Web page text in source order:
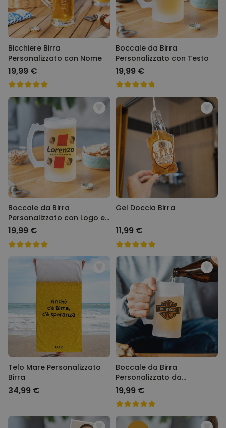
Bicchiere Birra
Personalizzato con Nome
19,99 €
Boccale da Birra
Personalizzato con Testo
19,99 €
Boccale da Birra
Personalizzato con Logo e
4 Volti
19,99 €
Gel Doccia Birra
11,99 €
Telo Mare Personalizzato
Birra
34,99 €
Boccale da Birra
Personalizzato da
Motociclista
19,99 €